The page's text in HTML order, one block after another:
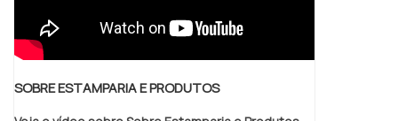
SOBRE ESTAMPARIA E PRODUTOS